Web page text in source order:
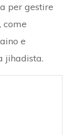
per gestire
come
e
jihadista.